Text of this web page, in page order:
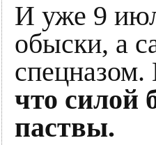
И уже 9
обыски, а
что силой
паствы.